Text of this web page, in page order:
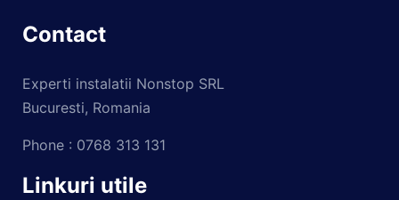
Contact
Experti instalatii Nonstop SRL
Bucuresti, Romania
Phone : 0768 313 131
Linkuri utile